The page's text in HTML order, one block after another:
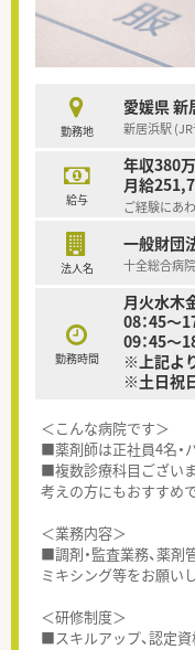
勤務地
愛媛県 新
新居浜駅
給与
年収380
月給
ご経験にあ
法人名
一般財団
十全総合病院
勤務時間
月火水木
08：45～
09：45～
※上記よ
※土日祝
＜こんな病院です＞
■薬剤師は正社員4名・
■複数診療科目ござい
考えの方にもおすすめで
＜業務内容＞
■調剤・監査業務、薬剤
ミキシング等をお願い
＜研修制度＞
■スキルアップ、認定資